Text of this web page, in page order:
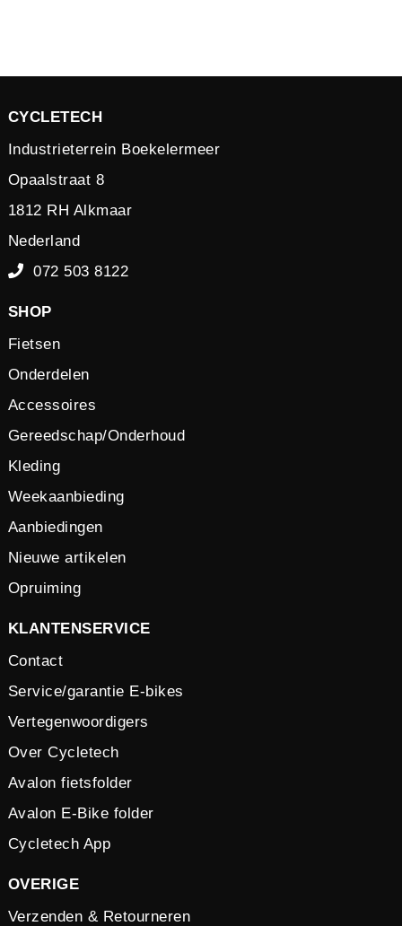
CYCLETECH
Industrieterrein Boekelermeer
Opaalstraat 8
1812 RH Alkmaar
Nederland
072 503 8122
SHOP
Fietsen
Onderdelen
Accessoires
Gereedschap/Onderhoud
Kleding
Weekaanbieding
Aanbiedingen
Nieuwe artikelen
Opruiming
KLANTENSERVICE
Contact
Service/garantie E-bikes
Vertegenwoordigers
Over Cycletech
Avalon fietsfolder
Avalon E-Bike folder
Cycletech App
OVERIGE
Verzenden & Retourneren